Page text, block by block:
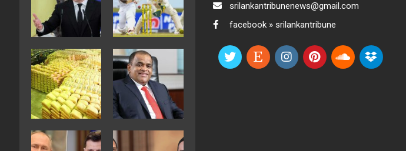
srilankantribunenews@gmail.com
facebook » srilankantribune